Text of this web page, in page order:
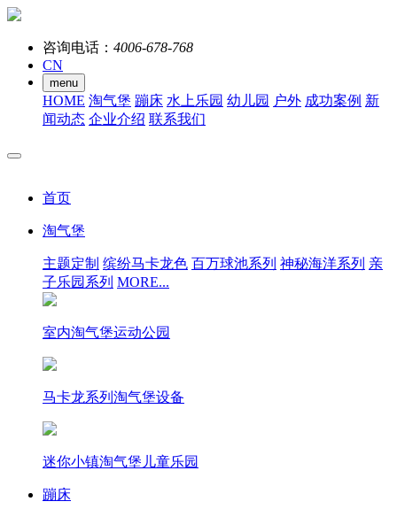
咨询电话： 4006-678-768
CN
menu
HOME 淘气堡 蹦床 水上乐园 幼儿园 户外 成功案例 新
闻动态 企业介绍 联系我们
首页
淘气堡
主题定制 缤纷马卡龙色 百万球池系列 神秘海洋系列 亲
子乐园系列 MORE...
室内淘气堡运动公园
马卡龙系列淘气堡设备
迷你小镇淘气堡儿童乐园
蹦床